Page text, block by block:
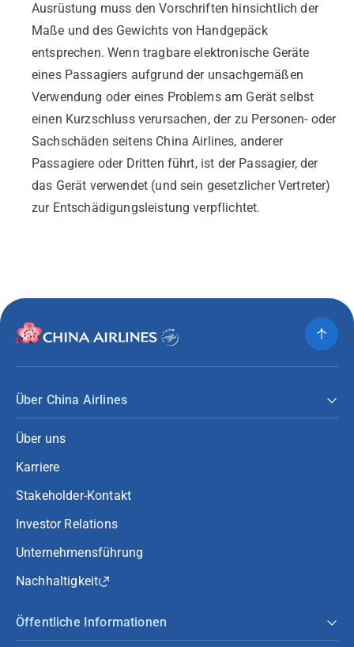
Ausrüstung muss den Vorschriften hinsichtlich der
Maße und des Gewichts von Handgepäck
entsprechen. Wenn tragbare elektronische Geräte
eines Passagiers aufgrund der unsachgemäßen
Verwendung oder eines Problems am Gerät selbst
einen Kurzschluss verursachen, der zu Personen- oder
Sachschäden seitens China Airlines, anderer
Passagiere oder Dritten führt, ist der Passagier, der
das Gerät verwendet (und sein gesetzlicher Vertreter)
zur Entschädigungsleistung verpflichtet.
Über China Airlines
Über uns
Karriere
Stakeholder-Kontakt
Investor Relations
Unternehmensführung
Nachhaltigkeit
Öffentliche Informationen